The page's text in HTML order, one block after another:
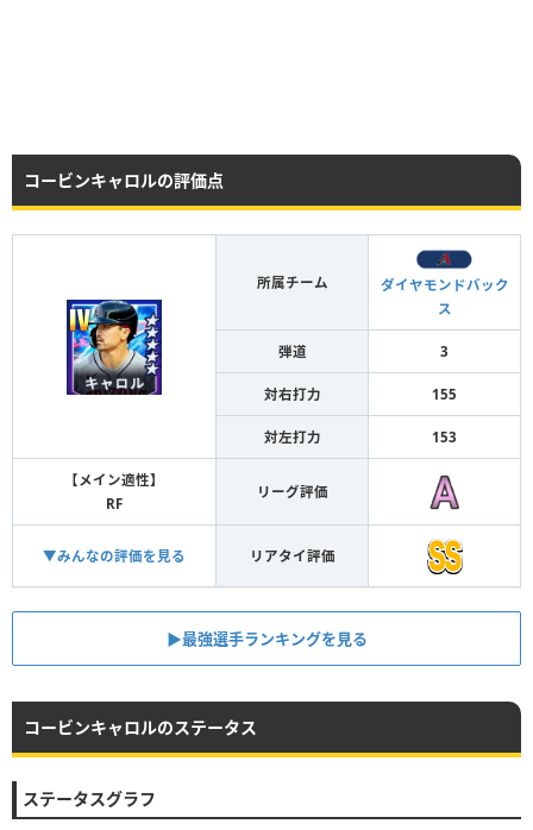
コービンキャロルの評価点
所属チーム
ダイヤモンドバック
ス
弾道 3
対右打力 155
対左打力 153
【メイン適性】
RF
リーグ評価
▼みんなの評価を見る リアタイ評価
▶︎最強選手ランキングを見る
コービンキャロルのステータス
ステータスグラフ